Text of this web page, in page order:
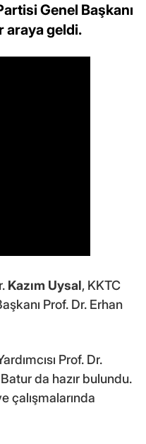
Genel Başkanı
araya geldi.
Kazım Uysal, KKTC
Prof. Dr. Erhan
Prof. Dr.
da hazır bulundu.
çalışmalarında